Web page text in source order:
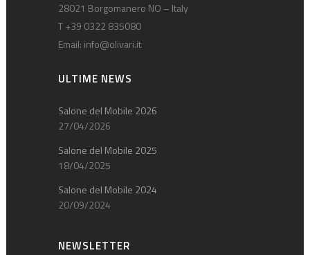
28021 Borgomanero NO – Italy
T +39 0322 835080
Email: info@olivari.it
ULTIME NEWS
Salone del Mobile 2026
27/04/2026
Salone del Mobile 2025
18/04/2025
Salone del Mobile 2024
20/09/2024
NEWSLETTER